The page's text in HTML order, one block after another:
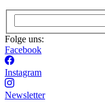
Folge uns:
Facebook
Instagram
Newsletter